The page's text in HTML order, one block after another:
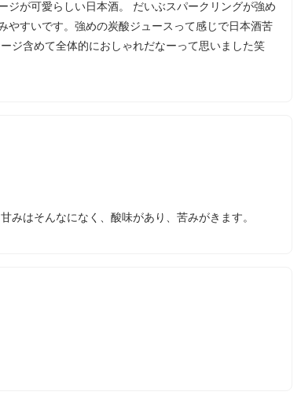
ジが可愛らしい日本酒。 だいぶスパークリングが強め
やすいです。強めの炭酸ジュースって感じで日本酒苦
ジ含めて全体的におしゃれだなーって思いました笑
みはそんなになく、酸味があり、苦みがきます。